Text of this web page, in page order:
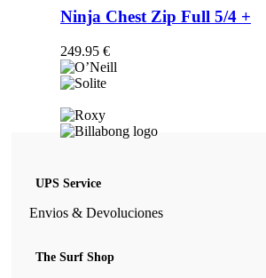
en
la
múltiples
variantes.
Ninja Chest Zip Full 5/4 +
249.95 €
UPS Service
Envios & Devoluciones
The Surf Shop